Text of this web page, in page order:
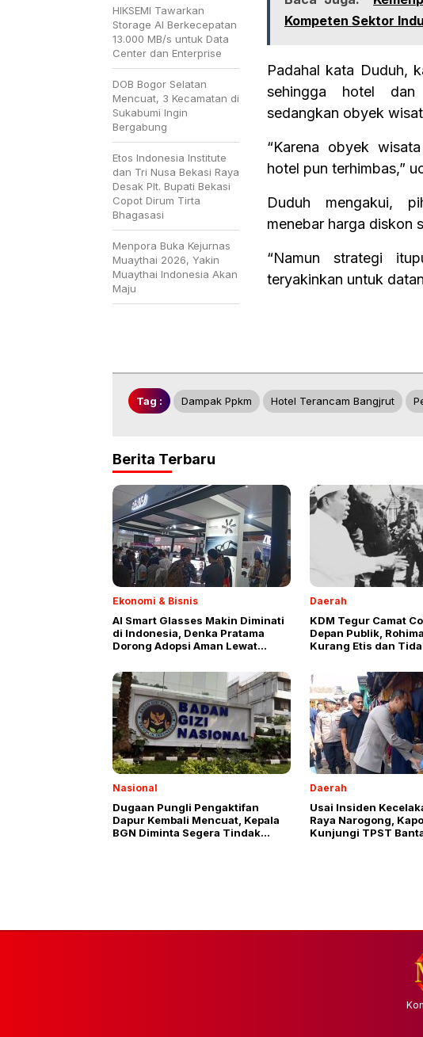
Kompeten Sektor
Padahal kata Duduh,
sehingga hotel dan
sedangkan obyek
“Karena obyek
hotel pun terhimbas,”
Duduh mengakui,
menebar harga diskon
“Namun strategi
teryakinkan untuk
HIKSEMI Tawarkan
Storage AI Berkecepatan
13.000 MB/s untuk Data
Center dan Enterprise
DOB Bogor Selatan
Mencuat, 3 Kecamatan di
Sukabumi Ingin
Bergabung
Etos Indonesia Institute
dan Tri Nusa Bekasi Raya
Desak Plt. Bupati Bekasi
Copot Dirum Tirta
Bhagasasi
Menpora Buka Kejurnas
Muaythai 2026, Yakin
Muaythai Indonesia Akan
Maju
Tag : Dampak Ppkm Hotel Terancam Bangjrut
Berita Terbaru
Ekonomi & Bisnis
AI Smart Glasses Makin Diminati
di Indonesia, Denka Pratama
Dorong Adopsi Aman Lewat
Daerah
KDM Tegur Camat
Depan Publik,
Kurang Etis dan
Nasional
Dugaan Pungli Pengaktifan
Dapur Kembali Mencuat, Kepala
BGN Diminta Segera Tindak
Daerah
Usai Insiden
Raya Narogong,
Kunjungi TPST